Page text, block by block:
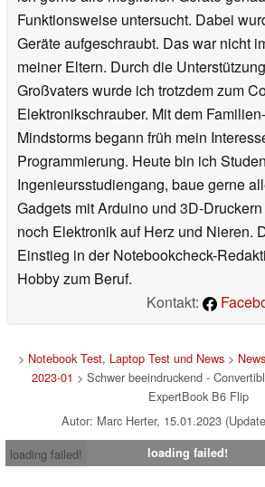
Funktionsweise untersucht. Dabei
Geräte aufgeschraubt. Das war nicht
meiner Eltern. Durch die
Großvaters wurde ich trotzdem zum
Elektronikschrauber. Mit dem
Mindstorms begann früh mein
Programmierung. Heute bin ich
Ingenieursstudiengang, baue gerne
Gadgets mit Arduino und 3D-
noch Elektronik auf Herz und Nieren.
Einstieg in der Notebookcheck-
Hobby zum Beruf.
Kontakt:
> Notebook Test, Laptop Test und News> News
2023-01 > Schwer beeindruckend -
ExpertBook B6 Flip
Autor: Marc Herter, 15.01.2023
loading failed!
loading failed!